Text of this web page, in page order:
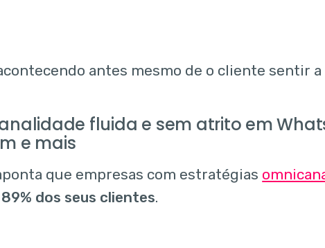
antes mesmo de o cliente sentir
fluida e sem atrito em
e mais
que empresas com estratégias
89% dos seus clientes.